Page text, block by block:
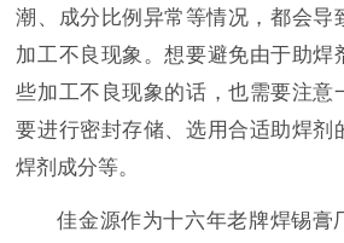
潮、成分比例异常等情况，都会导
加工不良现象。想要避免由于助焊
些加工不良现象的话，也需要注意
要进行密封存储、选用合适助焊剂
焊剂成分等。
佳金源作为十六年老牌焊锡膏